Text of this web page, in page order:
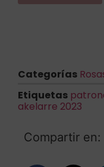
Categorías
Etiquetas
akelarre 2023
Compartir en: